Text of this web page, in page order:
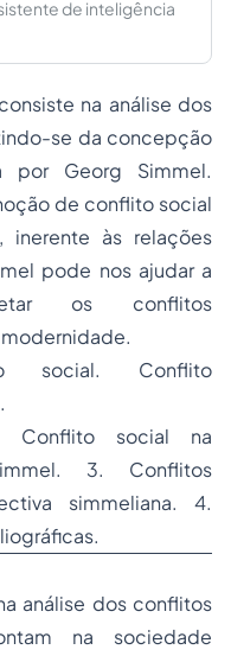
de inteligência
na análise dos
se da concepção
por Georg Simmel.
de conflito social
inerente às relações
pode nos ajudar a
os conflitos
social. Conflito
Conflito social na
3. Conflitos
simmeliana. 4.
análise dos conflitos
na sociedade